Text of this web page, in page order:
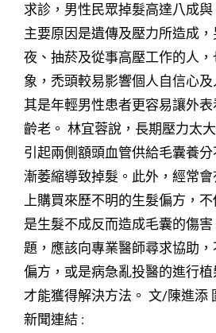
求診，男性民眾掉髮高達八成與
主要原因是遺傳及壓力所造成
夜、抽菸及從事高壓工作的人
象，禿頭較易影響個人自信心
其是年輕男性患者更容易讓外
齡老。 林宜蓉說，長期壓力太
引起兩側額頭血管供給毛囊養
漸萎縮導致掉髮。此外，經常
上購買來歷不明的生髮偏方，
是生髮不成反而造成毛囊的傷
題，應該向專業醫師尋求協助
偏方，或是病急亂投醫的進行
才能獲得解決方法。 文/陳進添
新聞連結 :